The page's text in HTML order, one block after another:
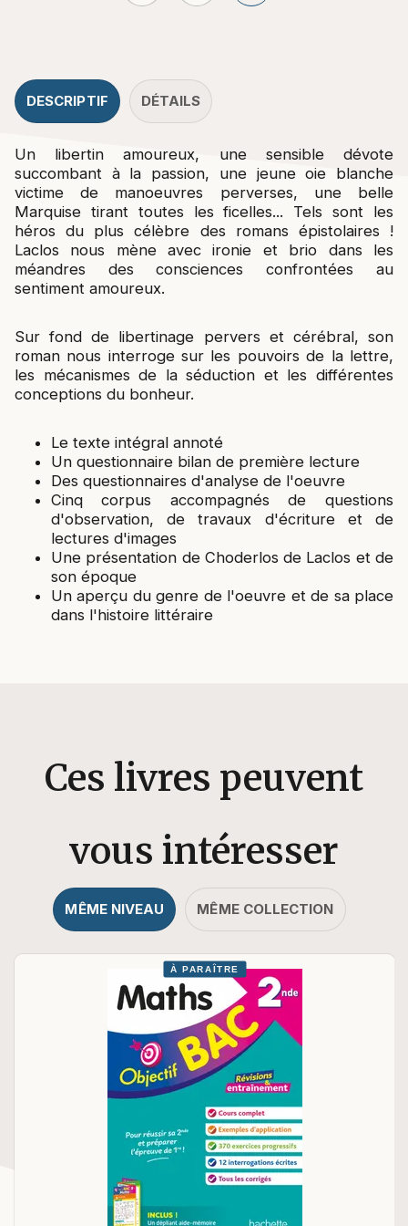
DESCRIPTIF DÉTAILS
Un libertin amoureux, une sensible dévote
succombant à la passion, une jeune oie blanche
victime de manoeuvres perverses, une belle
Marquise tirant toutes les ficelles... Tels sont les
héros du plus célèbre des romans épistolaires !
Laclos nous mène avec ironie et brio dans les
méandres des consciences confrontées au
sentiment amoureux.
Sur fond de libertinage pervers et cérébral, son
roman nous interroge sur les pouvoirs de la lettre,
les mécanismes de la séduction et les différentes
conceptions du bonheur.
Le texte intégral annoté
Un questionnaire bilan de première lecture
Des questionnaires d'analyse de l'oeuvre
Cinq corpus accompagnés de questions
d'observation, de travaux d'écriture et de
lectures d'images
Une présentation de Choderlos de Laclos et de
son époque
Un aperçu du genre de l'oeuvre et de sa place
dans l'histoire littéraire
Ces livres peuvent
vous intéresser
MÊME NIVEAU MÊME COLLECTION
À PARAÎTRE